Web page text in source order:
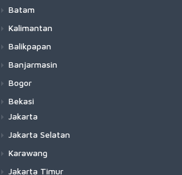
Batam
Kalimantan
Balikpapan
Banjarmasin
Bogor
Bekasi
Jakarta
Jakarta Selatan
Karawang
Jakarta Timur